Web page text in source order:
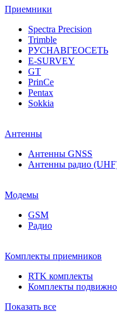
Приемники
Spectra Precision
Trimble
РУСНАВГЕОСЕТЬ
E-SURVEY
GT
PrinCe
Pentax
Sokkia
Антенны
Антенны GNSS
Антенны радио
Модемы
GSM
Радио
Комплекты приемников
RTK комплекты
Комплекты
Показать все